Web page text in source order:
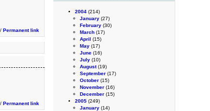
2004 (214)
January (27)
February (30)
March (17)
April (15)
May (17)
June (16)
July (10)
August(19)
September (17)
October (15)
November (16)
December (15)
2005 (249)
January (14)
Permanent link
Permanent link